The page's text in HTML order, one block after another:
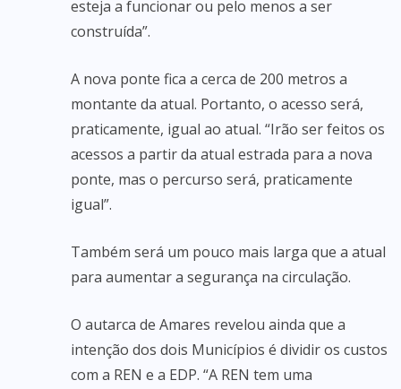
esteja a funcionar ou pelo menos a ser
construída”.
A nova ponte fica a cerca de 200 metros a
montante da atual. Portanto, o acesso será,
praticamente, igual ao atual. “Irão ser feitos os
acessos a partir da atual estrada para a nova
ponte, mas o percurso será, praticamente
igual”.
Também será um pouco mais larga que a atual
para aumentar a segurança na circulação.
O autarca de Amares revelou ainda que a
intenção dos dois Municípios é dividir os custos
com a REN e a EDP. “A REN tem uma